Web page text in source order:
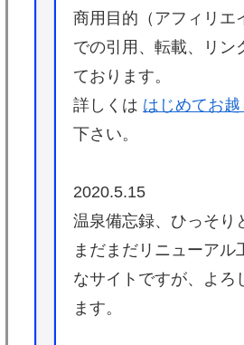
商用目的（アフィリエ
での引用、転載、リン
ております。
詳しくは はじめてお
下さい。
2020.5.15
温泉備忘録、ひっそり
まだまだリニューアル
なサイトですが、よろ
ます。